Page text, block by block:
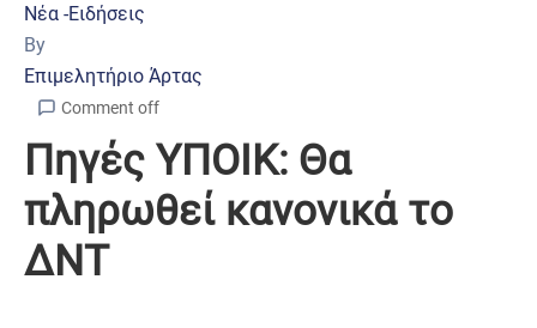
Νέα -Ειδήσεις
By
Επιμελητήριο Άρτας
Comment off
Πηγές ΥΠΟΙΚ: Θα
πληρωθεί κανονικά το
ΔΝΤ